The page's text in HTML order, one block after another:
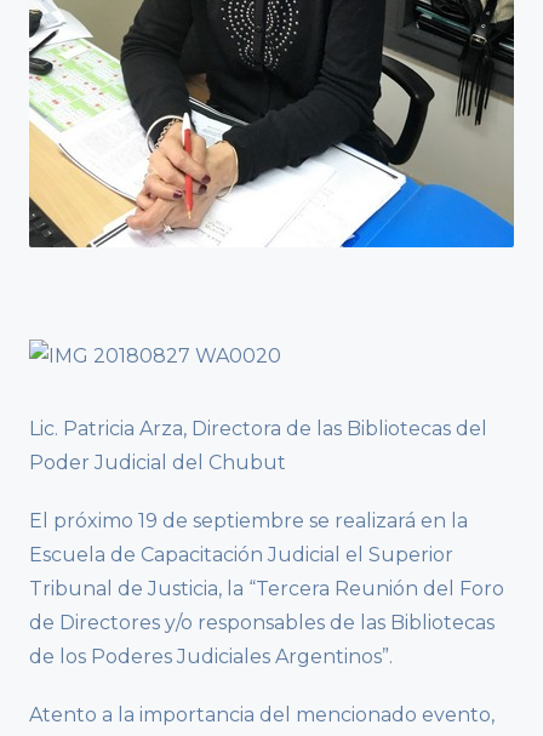
Lic. Patricia Arza, Directora de las Bibliotecas del
Poder Judicial del Chubut
El próximo 19 de septiembre se realizará en la
Escuela de Capacitación Judicial el Superior
Tribunal de Justicia, la “Tercera Reunión del Foro
de Directores y/o responsables de las Bibliotecas
de los Poderes Judiciales Argentinos”.
Atento a la importancia del mencionado evento,